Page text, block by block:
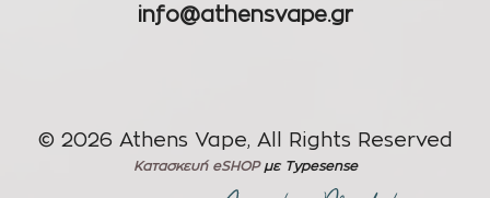
info@athensvape.gr
© 2026 Athens Vape, All Rights Reserved
Κατασκευή eSHOPμε Typesense